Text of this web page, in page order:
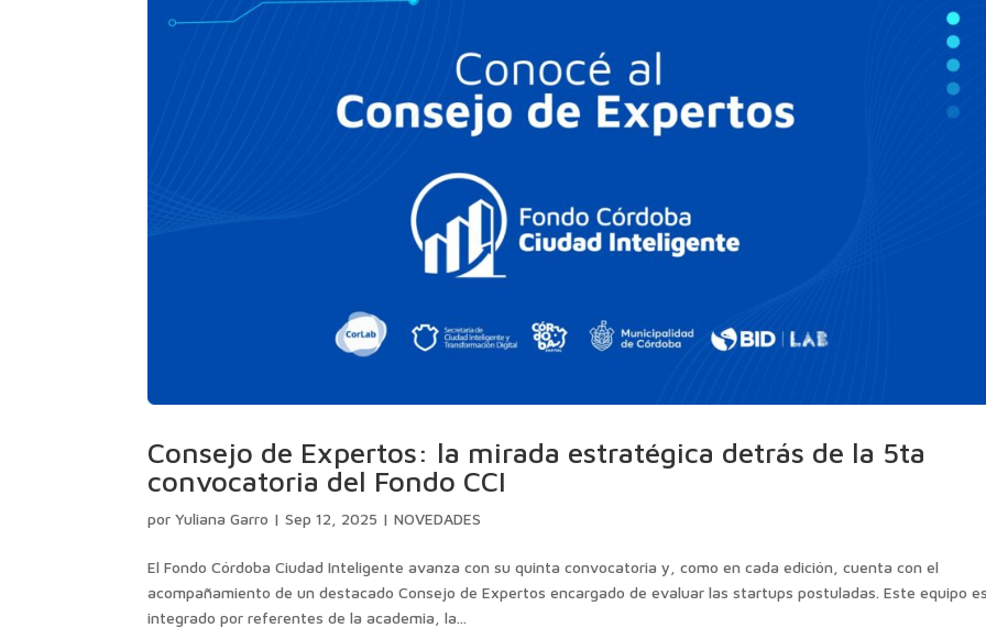
Consejo de Expertos: la mirada estratégica detrás de la 5ta
convocatoria del Fondo CCI
porYuliana Garro |Sep 12, 2025 |NOVEDADES
El Fondo Córdoba Ciudad Inteligente avanza con su quinta convocatoria y, como en cada edición, cuenta con el
acompañamiento de un destacado Consejo de Expertos encargado de evaluar las startups postuladas. Este equipo
integrado por referentes de la academia, la...